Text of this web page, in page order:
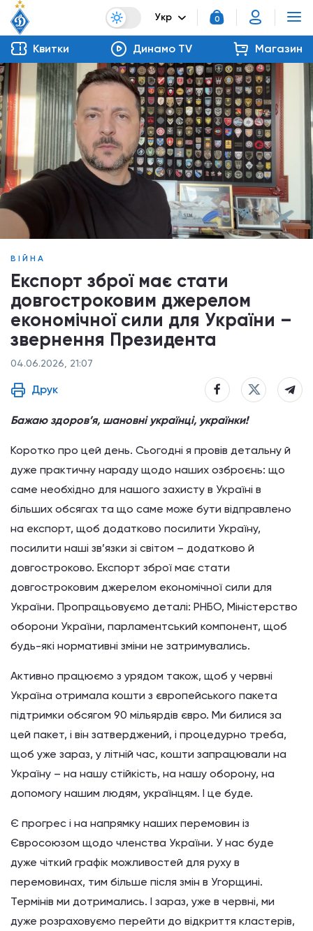
Укр 0
Квитки Динамо TV Магазин
ВІЙНА
Експорт зброї має стати
довгостроковим джерелом
економічної сили для України –
звернення Президента
04.06.2026, 21:07
Друк
Бажаю здоров’я, шановні українці, українки!
Коротко про цей день. Сьогодні я провів детальну й
дуже практичну нараду щодо наших озброєнь: що
саме необхідно для нашого захисту в Україні в
більших обсягах та що саме може бути відправлено
на експорт, щоб додатково посилити Україну,
посилити наші зв’язки зі світом – додатково й
довгостроково. Експорт зброї має стати
довгостроковим джерелом економічної сили для
України. Пропрацьовуємо деталі: РНБО, Міністерство
оборони України, парламентський компонент, щоб
будь-які нормативні зміни не затримувались.
Активно працюємо з урядом також, щоб у червні
Україна отримала кошти з європейського пакета
підтримки обсягом 90 мільярдів євро. Ми билися за
цей пакет, і він затверджений, і процедурно треба,
щоб уже зараз, у літній час, кошти запрацювали на
Україну – на нашу стійкість, на нашу оборону, на
допомогу нашим людям, українцям. І це буде.
Є прогрес і на напрямку наших перемовин із
Євросоюзом щодо членства України. У нас буде
дуже чіткий графік можливостей для руху в
перемовинах, тим більше після змін в Угорщині.
Термінів ми дотримались. І зараз, уже в червні, ми
дуже розраховуємо перейти до відкриття кластерів,